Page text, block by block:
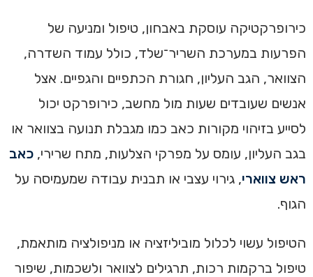
כירופרקטיקה עוסקת באבחון, טיפול ומניעה של
הפרעות במערכת השריר־שלד, כולל עמוד השדרה,
הצוואר, הגב העליון, חגורת הכתפיים והגפיים. אצל
אנשים שעובדים שעות מול מחשב, כירופרקט יכול
לסייע בזיהוי מקורות כאב כמו מגבלת תנועה בצוואר או
בגב העליון, עומס על מפרקי הצלעות, מתח שרירי, כאב
ראש צווארי, גירוי עצבי או תבנית עבודה שמעמיסה על
הגוף.
הטיפול עשוי לכלול מוביליזציה או מניפולציה מותאמת,
טיפול ברקמות רכות, תרגילים לצוואר ולשכמות, שיפור